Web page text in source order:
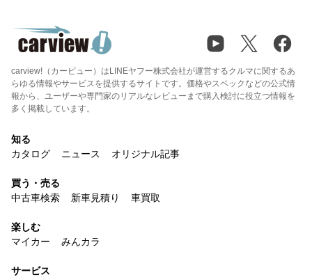
carview!（カービュー）はLINEヤフー株式会社が運営するクルマに関するあ
らゆる情報やサービスを提供するサイトです。価格やスペックなどの公式情
報から、ユーザーや専門家のリアルなレビューまで購入検討に役立つ情報を
多く掲載しています。
知る
カタログ
ニュース オリジナル記事
買う・売る
中古車検索
新車見積り 車買取
楽しむ
マイカー
みんカラ
サービス